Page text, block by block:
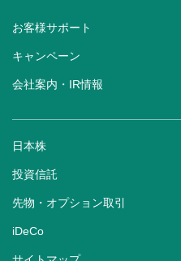
お客様サポート
キャンペーン
会社案内・IR情報
日本株
投資信託
先物・オプション取引
iDeCo